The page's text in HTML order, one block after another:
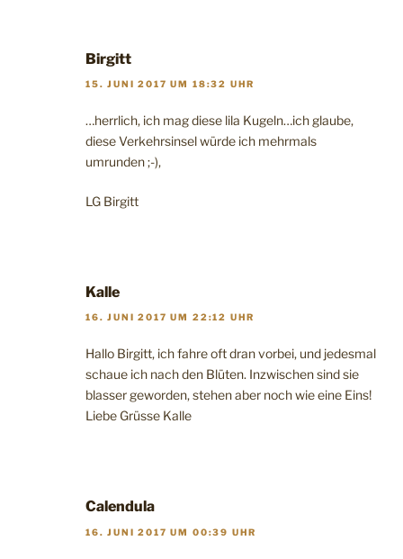
Birgitt
15. JUNI 2017 UM 18:32 UHR
…herrlich, ich mag diese lila Kugeln…ich glaube,
diese Verkehrsinsel würde ich mehrmals
umrunden ;-),
LG Birgitt
Kalle
16. JUNI 2017 UM 22:12 UHR
Hallo Birgitt, ich fahre oft dran vorbei, und jedesmal
schaue ich nach den Blüten. Inzwischen sind sie
blasser geworden, stehen aber noch wie eine Eins!
Liebe Grüsse Kalle
Calendula
16. JUNI 2017 UM 00:39 UHR